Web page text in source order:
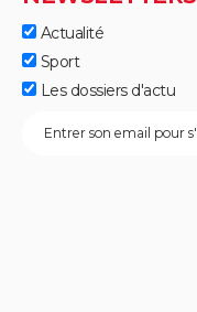
Actualité
Sport
Les dossiers d'actu